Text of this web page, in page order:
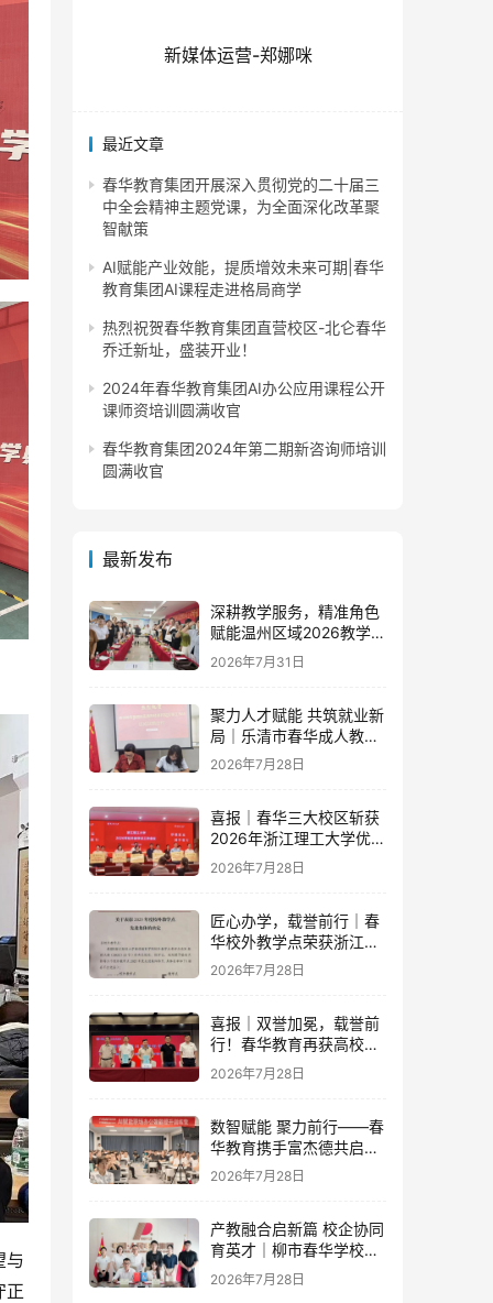
与
正
新媒体运营-郑娜咪
最近文章
春华教育集团开展深入贯彻党的二十届三
中全会精神主题党课，为全面深化改革聚
智献策
AI赋能产业效能，提质增效未来可期|春华
教育集团AI课程走进格局商学
热烈祝贺春华教育集团直营校区-北仑春华
乔迁新址，盛装开业！
2024年春华教育集团AI办公应用课程公开
课师资培训圆满收官
春华教育集团2024年第二期新咨询师培训
圆满收官
最新发布
深耕教学服务，精准角色
赋能温州区域2026教学团
队半年度工作会议顺利召
2026年7月31日
聚力人才赋能 共筑就业新
局｜乐清市春华成人教育
学校与省级示范零工市场
2026年7月28日
喜报｜春华三大校区斩获
2026年浙江理工大学优秀
教学点荣誉
2026年7月28日
匠心办学，载誉前行｜春
华校外教学点荣获浙江财
经大学2025年度多项荣誉
2026年7月28日
喜报｜双誉加冕，载誉前
行！春华教育再获高校官
方重磅认可
2026年7月28日
数智赋能 聚力前行——春
华教育携手富杰德共启AI
办公内训新篇章
2026年7月28日
产教融合启新篇 校企协同
育英才｜柳市春华学校与
人民电器集团成功签订战
略合作协议
2026年7月28日